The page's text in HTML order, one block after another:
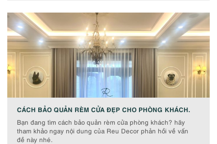
CÁCH BẢO QUẢN RÈM CỬA ĐẸP CHO PHÒNG KHÁCH.
Bạn đang tìm cách bảo quản rèm cửa phòng khách? hãy
tham khảo ngay nội dung của Reu Decor phản hồi về vấn
đề này nhé.